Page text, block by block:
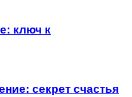
ключ к
секрет счастья